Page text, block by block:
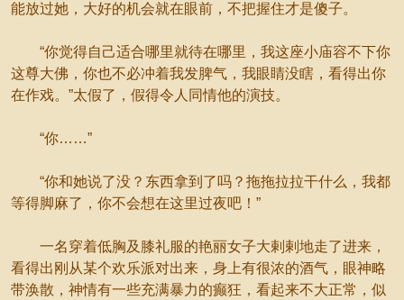
能放过她，大好的机会就在眼前，不把握住才是傻子。
“你觉得自己适合哪里就待在哪里，我这座小庙容不下你
这尊大佛，你也不必冲着我发脾气，我眼睛没瞎，看得出你
在作戏。”太假了，假得令人同情他的演技。
“你……”
“你和她说了没？东西拿到了吗？拖拖拉拉干什么，我都
等得脚麻了，你不会想在这里过夜吧！”
一名穿着低胸及膝礼服的艳丽女子大剌剌地走了进来，
看得出刚从某个欢乐派对出来，身上有很浓的酒气，眼神略
带涣散，神情有一些充满暴力的癫狂，看起来不大正常，似